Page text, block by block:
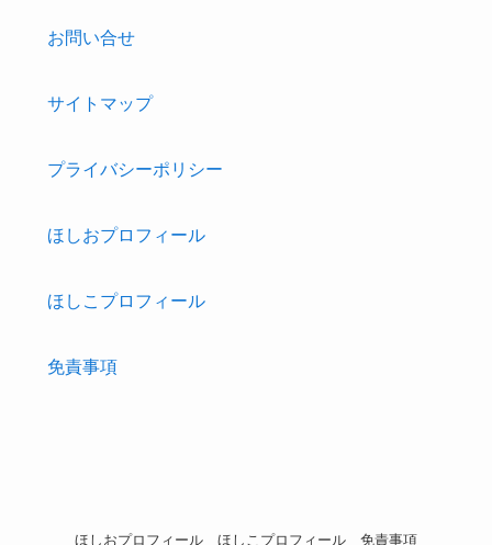
お問い合せ
サイトマップ
プライバシーポリシー
ほしおプロフィール
ほしこプロフィール
免責事項
ほしおプロフィール ほしこプロフィール 免責事項